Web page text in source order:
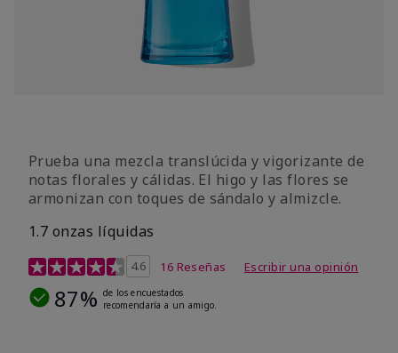
Prueba una mezcla translúcida y vigorizante de
notas florales y cálidas. El higo y las flores se
armonizan con toques de sándalo y almizcle.
1.7 onzas líquidas
Calificación de clientes de 4,5 de 5
4.6 16 Reseñas Escribir una opinión
87% de los encuestados
recomendaría a un amigo.